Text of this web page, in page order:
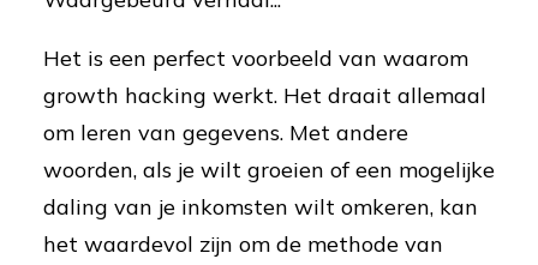
Het is een perfect voorbeeld van waarom
growth hacking werkt. Het draait allemaal
om leren van gegevens. Met andere
woorden, als je wilt groeien of een mogelijke
daling van je inkomsten wilt omkeren, kan
het waardevol zijn om de methode van